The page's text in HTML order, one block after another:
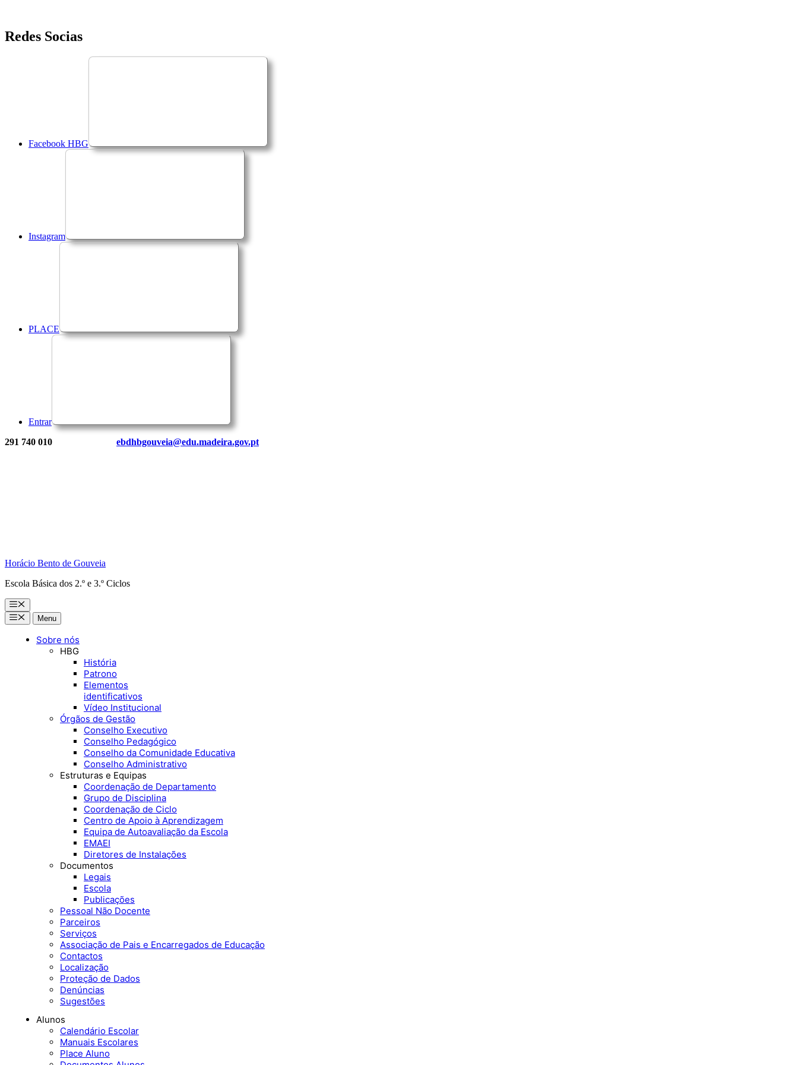
Saltar
para
Redes Socias
Facebook HBG
Instagram
PLACE
Entrar
291 740 010 ebdhbgouveia@edu.madeira.gov.pt
Horácio Bento de Gouveia
Escola Básica dos 2.º e 3.º Ciclos
Menu
MenuMenu
Sobre nós
HBG
História
Patrono
Elementos
identificativos
Vídeo Institucional
Órgãos de Gestão
Conselho Executivo
Conselho Pedagógico
Conselho da Comunidade Educativa
Conselho Administrativo
Estruturas e Equipas
Coordenação de Departamento
Grupo de Disciplina
Coordenação de Ciclo
Centro de Apoio à Aprendizagem
Equipa de Autoavaliação da Escola
EMAEI
Diretores de Instalações
Documentos
Legais
Escola
Publicações
Pessoal Não Docente
Parceiros
Serviços
Associação de Pais e Encarregados de Educação
Contactos
Localização
Proteção de Dados
Denúncias
Sugestões
Alunos
Calendário Escolar
Manuais Escolares
Place Aluno